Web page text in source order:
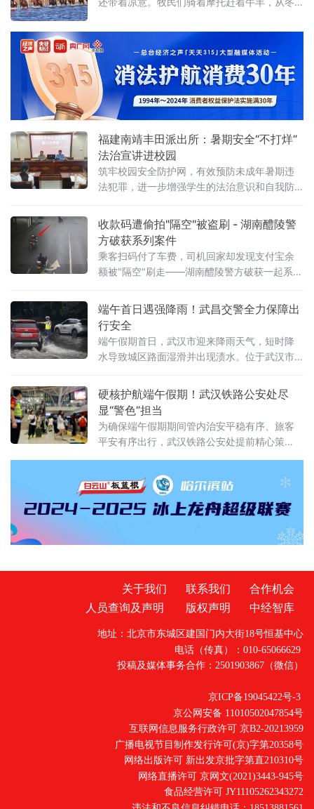
礼文，行则建旗鼓。铿锵的口令、端庄的警
服、有序的作息，勾勒出我心心念念的警
旷野里升起又散开。就在这片地广人稀的边境
线上，新巴尔虎左旗第二边境管理大队的民警
们背着双肩包、骑着马，长年穿梭在毡房与界
碑之间。
福建南靖丰田派出所：暑期安全“不打烊”
法治宣讲进校园
筑牢校园安全防护网，有效预防未成年暑期违
法犯罪，进一步增强学生的法治意识和自我防
出所组织民警深入丰田华侨学校开展法治宣讲
活动。宣讲中，民警结合青少年年龄特点与暑
期高发安全隐患，围绕防范电信网络诈骗、交
通安全、防溺水、防校园欺凌等内容，用通俗
易懂的语言和真实案例进行讲解。特别是针对
收款码遭偷拍"隔空"被盗刷 - 湖南醴陵警
方破获系列案件
乘客扫码付了车费，司机回家却发现支付宝余
额被"隔空"刷走——湖南醴陵警方破获一起系列
款码，伙同他人实施盗刷，涉案金额2900余
元。据醴陵市公安局介绍，今年5月以来，当地
多名出租摩托车司机陆续报警，称乘客扫码支
付车费后，其支付宝账户内资金莫名减少900余
元。司机们起初以为是系统故障或自身误操
端午首日遇强降雨！武昌交警全力保障出
行安全
端午假期首日，武汉市迎来降雨天气，短时降
水导致城区路面湿滑并出现渍水。位于武汉市
压力过大情况。面对端午突发雨情，武昌交警
闻“雨”而动、向险而行，第一时间启动恶劣天气
交通应急保通预案，全员在岗在位，以雨为
令、坚守路口路段，全力筑牢端午假期道路交
通安全防线与旅客出行平安。
硬核护航端午假期！武汉铁路公安处尽
显“警色”担当
为确保端午假期期间管内治安平稳有序、旅客
平安有序出行，武汉铁路公安处提前精心策
警支队有序启动应急预案，通过加密站区巡
查、强化线路防范、加大安全宣传等多项举
措，全方位筑牢安保防线。这个端午假期，武
汉铁路公安处各站派出所结合客流到发情况，
全面强化站内外安全监管，提升站区安全等
关于我们 联系我们
合作机会
人员查询及声明
版权声明 中经智库
地址：北京市东城区建国门内大街18号恒基中心
电话（传真）：010-65066629
投稿及媒体事务合作：2501903867（微信）
京ICP备19045422号-3
京公网安备 11010502047854号
互联网信息服务行政许可 京B2-20213959
广播电视节目制作发行许可(京)字第20358号
网络出版许可 新出发京批字第直210310号
网络直播许可 京网文(2021)3443-945号
食品经营许可 JY11105262343272